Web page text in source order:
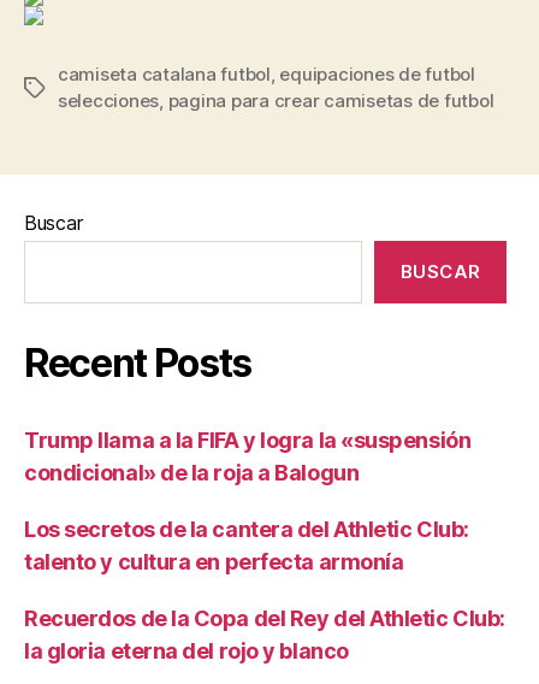
Etiquetas
camiseta catalana futbol, equipaciones de futbol
selecciones, pagina para crear camisetas de futbol
Buscar
BUSCAR
Recent Posts
Trump llama a la FIFA y logra la «suspensión
condicional» de la roja a Balogun
Los secretos de la cantera del Athletic Club:
talento y cultura en perfecta armonía
Recuerdos de la Copa del Rey del Athletic Club:
la gloria eterna del rojo y blanco